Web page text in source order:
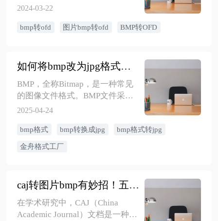
的地位越来越重要。为了满足不
成为了一项至关重要的技术。今
2024-03-22
bmp转ofd 图片bmp转ofd BMP转OFD
如何将bmp改为jpg格式？关于bmp格式的5种方法
BMP，全称Bitmap，是一种常见
的图像文件格式。BMP文件采用
位图存储方式，直接记录每个像
理，因此bmp格式图像质量偏高，
但文件体积通常较大
2025-04-24
bmp格式 bmp转换成jpg bmp格式转jpg
金舟格式工厂
caj转图片bmp有妙招！五步解决CAJ格式转换问题
​在学术研究中，CAJ（China
Academic Journal）文档是一种常